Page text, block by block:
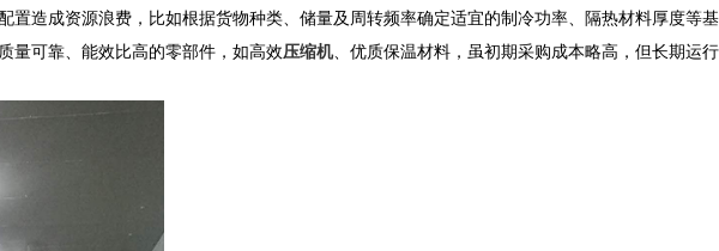
造成资源浪费，比如根据货物种类、储量及周转频率确定适宜的制冷功率、隔热材料厚度等基
量可靠、能效比高的零部件，如高效压缩机、优质保温材料，虽初期采购成本略高，但长期运行